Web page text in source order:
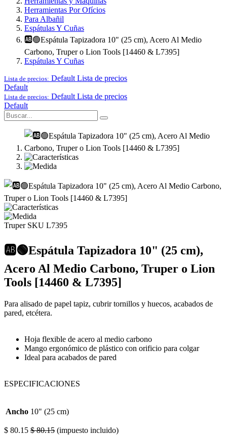
Herramientas Por Ofícios
Para Albañil
Espátulas Y Cuñas
🆎🟢Espátula Tapizadora 10" (25 cm), Acero Al Medio
Carbono, Truper o Lion Tools [14460 & L7395]
Espátulas Y Cuñas
Lista de precios: Default Lista de precios
Default
Lista de precios: Default Lista de precios
Default
Truper SKU L7395
🆎🟢Espátula Tapizadora 10" (25 cm),
Acero Al Medio Carbono, Truper o Lion
Tools [14460 & L7395]
Para alisado de papel tapiz, cubrir tornillos y huecos, acabados de
pared, etcétera.
Hoja flexible de acero al medio carbono
Mango ergonómico de plástico con orificio para colgar
Ideal para acabados de pared
ESPECIFICACIONES
Ancho 10" (25 cm)
$ 80.15 $80.15 (impuesto incluido)